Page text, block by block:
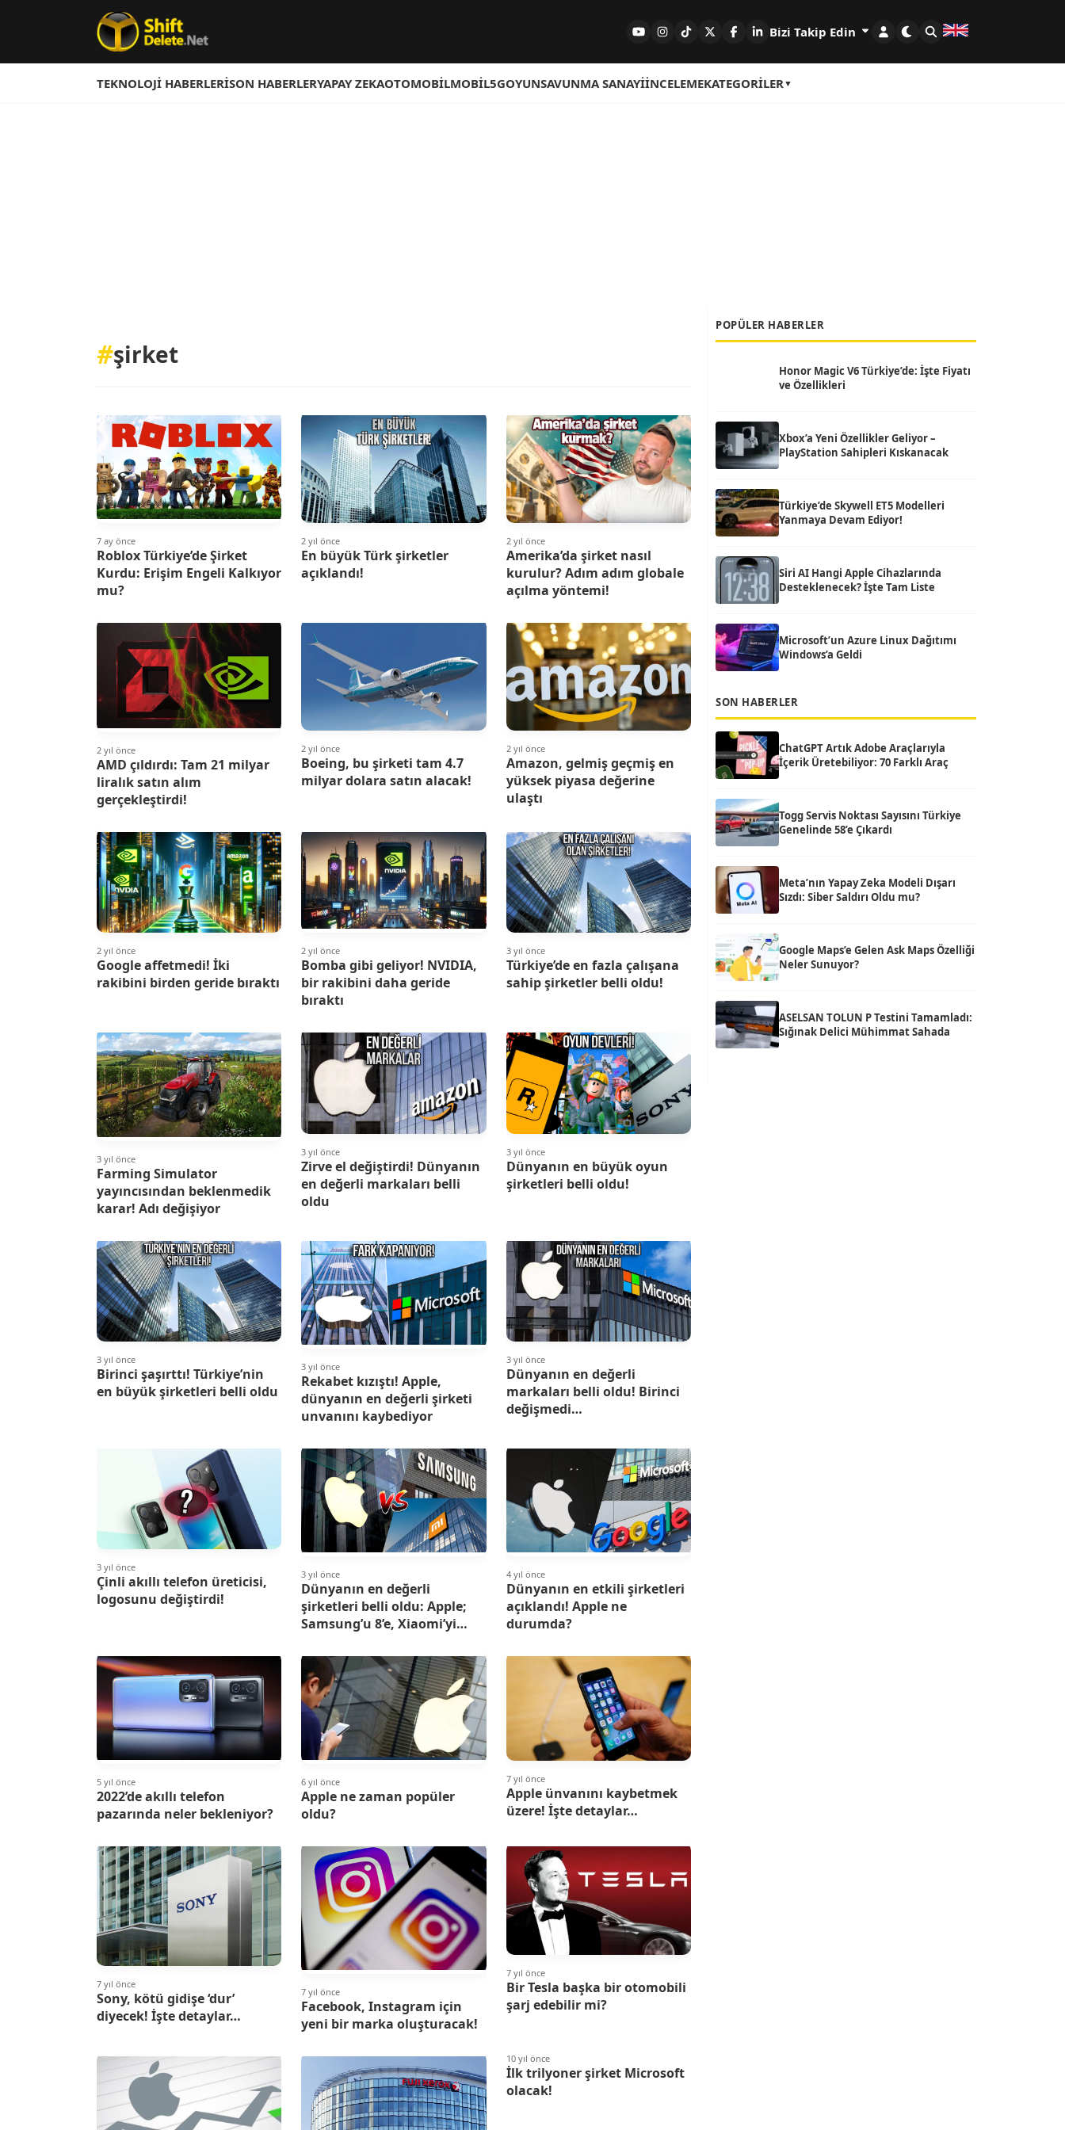
Bizi Takip Edin
TEKNOLOJI HABERLERISON HABERLERYAPAY ZEKAOTOMOBILMOBIL5GOYUNSAVUNMA SANAYIİNCELEMEKATEGORILER
#şirket
7 ay önce
Roblox Türkiye’de Şirket
Kurdu: Erişim Engeli Kalkıyor
mu?
2 yıl önce
En büyük Türk şirketler
açıklandı!
2 yıl önce
Amerika’da şirket nasıl
kurulur? Adım adım globale
açılma yöntemi!
2 yıl önce
AMD çıldırdı: Tam 21 milyar
liralık satın alım
gerçekleştirdi!
2 yıl önce
Boeing, bu şirketi tam 4.7
milyar dolara satın alacak!
2 yıl önce
Amazon, gelmiş geçmiş en
yüksek piyasa değerine
ulaştı
2 yıl önce
Google affetmedi! İki
rakibini birden geride bıraktı
2 yıl önce
Bomba gibi geliyor! NVIDIA,
bir rakibini daha geride
bıraktı
3 yıl önce
Türkiye’de en fazla çalışana
sahip şirketler belli oldu!
3 yıl önce
Farming Simulator
yayıncısından beklenmedik
karar! Adı değişiyor
3 yıl önce
Zirve el değiştirdi! Dünyanın
en değerli markaları belli
oldu
3 yıl önce
Dünyanın en büyük oyun
şirketleri belli oldu!
3 yıl önce
Birinci şaşırttı! Türkiye’nin
en büyük şirketleri belli oldu
3 yıl önce
Rekabet kızıştı! Apple,
dünyanın en değerli şirketi
unvanını kaybediyor
3 yıl önce
Dünyanın en değerli
markaları belli oldu! Birinci
değişmedi…
3 yıl önce
Çinli akıllı telefon üreticisi,
logosunu değiştirdi!
3 yıl önce
Dünyanın en değerli
şirketleri belli oldu: Apple;
Samsung’u 8’e, Xiaomi’yi
4 yıl önce
Dünyanın en etkili şirketleri
açıklandı! Apple ne
durumda?
5 yıl önce
2022’de akıllı telefon
pazarında neler bekleniyor?
6 yıl önce
Apple ne zaman popüler
oldu?
7 yıl önce
Apple ünvanını kaybetmek
üzere! İşte detaylar…
7 yıl önce
Sony, kötü gidişe ‘dur’
diyecek! İşte detaylar…
7 yıl önce
Facebook, Instagram için
yeni bir marka oluşturacak!
7 yıl önce
Bir Tesla başka bir otomobili
şarj edebilir mi?
10 yıl önce
İlk trilyoner şirket Microsoft
olacak!
POPÜLER HABERLER
Honor Magic V6 Türkiye’de: İşte Fiyatı
ve Özellikleri
Xbox’a Yeni Özellikler Geliyor –
PlayStation Sahipleri Kıskanacak
Türkiye’de Skywell ET5 Modelleri
Yanmaya Devam Ediyor!
Siri AI Hangi Apple Cihazlarında
Desteklenecek? İşte Tam Liste
Microsoft’un Azure Linux Dağıtımı
Windows’a Geldi
SON HABERLER
ChatGPT Artık Adobe Araçlarıyla
İçerik Üretebiliyor: 70 Farklı Araç
Togg Servis Noktası Sayısını Türkiye
Genelinde 58’e Çıkardı
Meta’nın Yapay Zeka Modeli Dışarı
Sızdı: Siber Saldırı Oldu mu?
Google Maps’e Gelen Ask Maps Özelliği
Neler Sunuyor?
ASELSAN TOLUN P Testini Tamamladı:
Sığınak Delici Mühimmat Sahada